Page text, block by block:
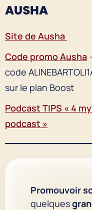
AUSHA
Site de Ausha
Code promo Ausha
code
sur le plan Boost
Podcast TIPS « 4
podcast »
Promouvoir
quelques